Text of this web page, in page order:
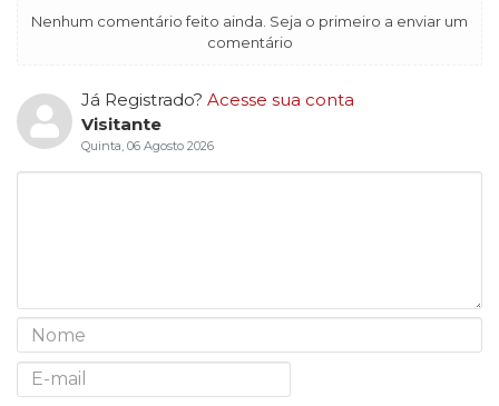
Nenhum comentário feito ainda. Seja o primeiro a enviar um
comentário
Já Registrado? Acesse sua conta
Visitante
Quinta, 06 Agosto 2026